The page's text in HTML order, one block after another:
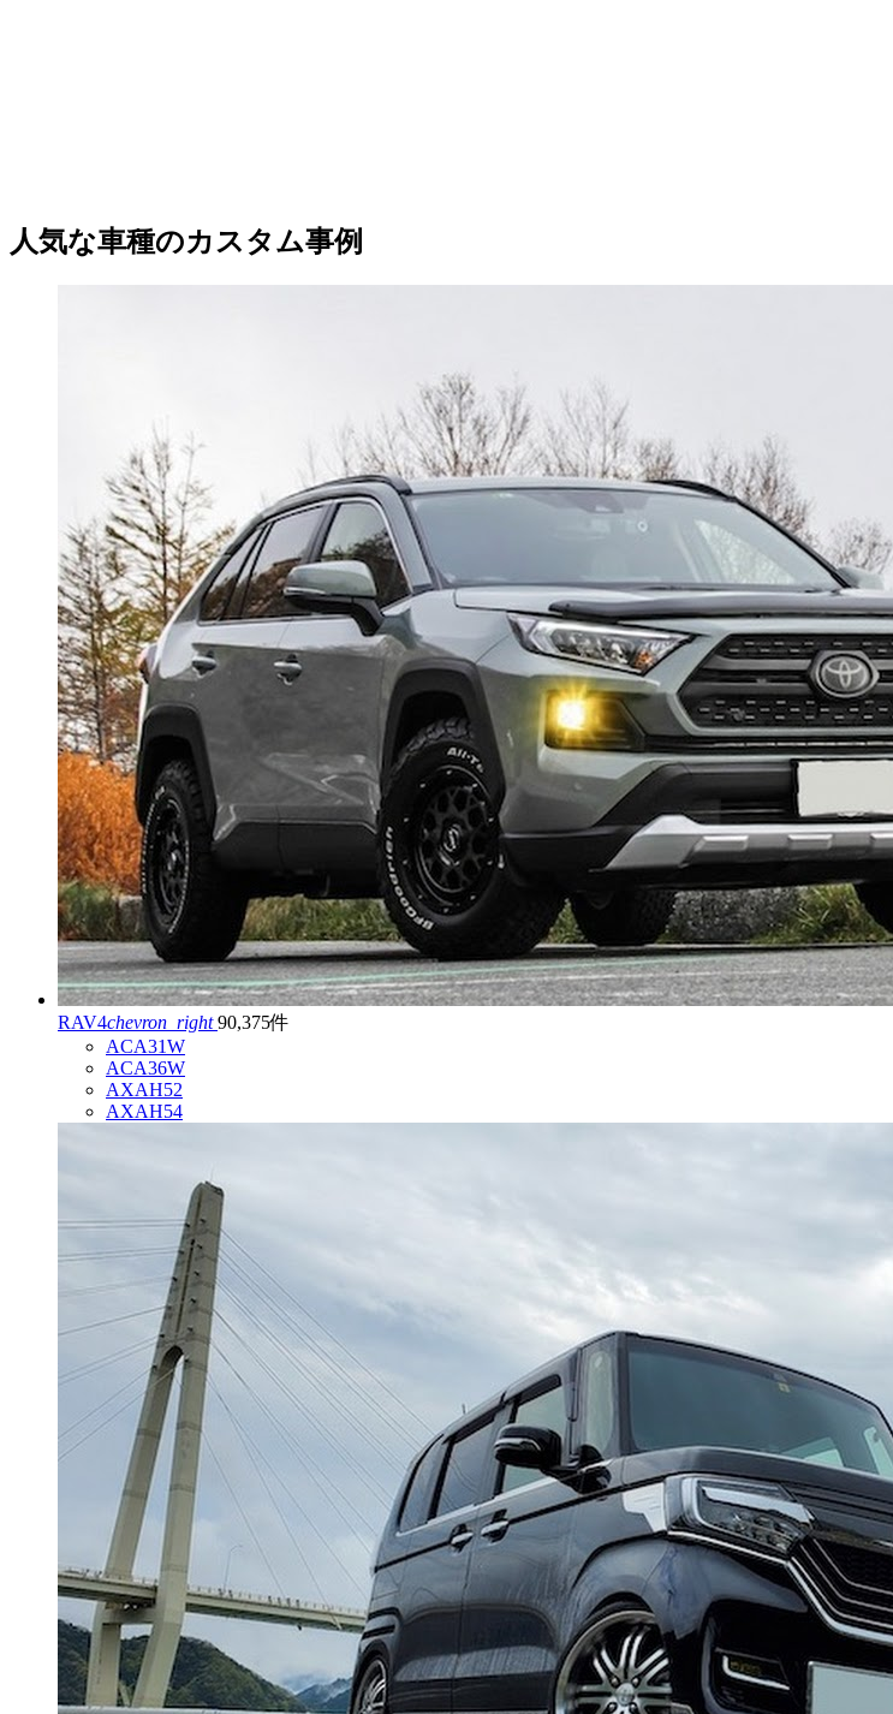
人気な車種のカスタム事例
RAV4chevron_right 90,375件
ACA31W
ACA36W
AXAH52
AXAH54